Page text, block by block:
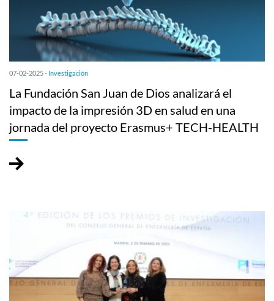
07-02-2025 - Investigación
La Fundación San Juan de Dios analizará el
impacto de la impresión 3D en salud en una
jornada del proyecto Erasmus+ TECH-HEALTH